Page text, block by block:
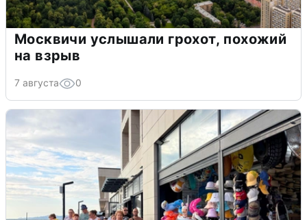
Москвичи услышали грохот, похожий
на взрыв
7 августа 0